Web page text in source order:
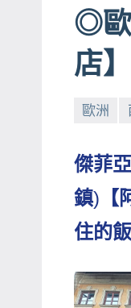
賓、
News
金
號
目
底、
外
節
目
◎歐
店
歐洲
傑菲
鎮)
住的